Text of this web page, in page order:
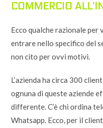
COMMERCIO
Ecco qualche razionale
entrare nello specifico del
non cito per ovvi motivi.
L’azienda ha circa 300
ognuna di queste aziende
differente. C’è chi ordina
Whatsapp. Ecco, per il